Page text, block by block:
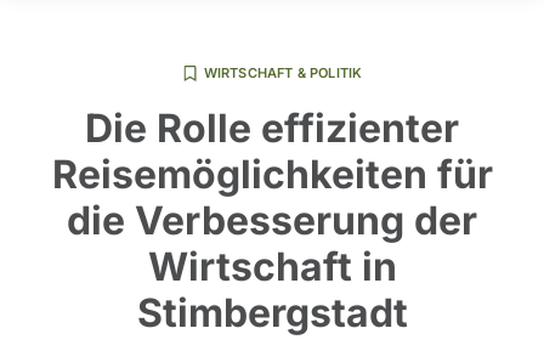
WIRTSCHAFT & POLITIK
Die Rolle effizienter
Reisemöglichkeiten für
die Verbesserung der
Wirtschaft in
Stimbergstadt